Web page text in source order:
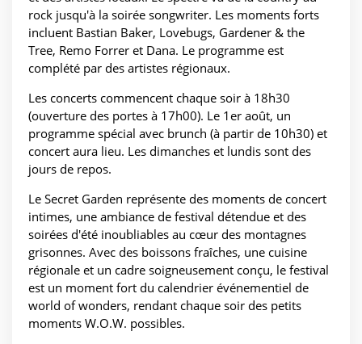
rock jusqu'à la soirée songwriter. Les moments forts
incluent Bastian Baker, Lovebugs, Gardener & the
Tree, Remo Forrer et Dana. Le programme est
complété par des artistes régionaux.
Les concerts commencent chaque soir à 18h30
(ouverture des portes à 17h00). Le 1er août, un
programme spécial avec brunch (à partir de 10h30) et
concert aura lieu. Les dimanches et lundis sont des
jours de repos.
Le Secret Garden représente des moments de concert
intimes, une ambiance de festival détendue et des
soirées d'été inoubliables au cœur des montagnes
grisonnes. Avec des boissons fraîches, une cuisine
régionale et un cadre soigneusement conçu, le festival
est un moment fort du calendrier événementiel de
world of wonders, rendant chaque soir des petits
moments W.O.W. possibles.